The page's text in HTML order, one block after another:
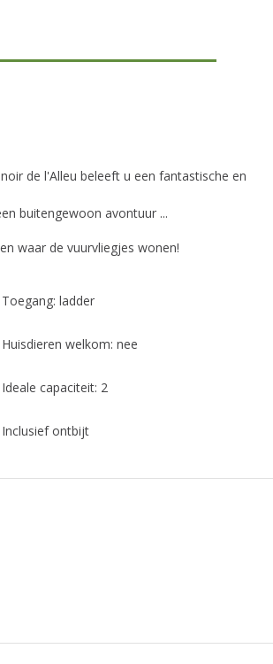
de l'Alleu beleeft u een fantastische en
buitengewoon avontuur ...
waar de vuurvliegjes wonen!
Toegang: ladder
Huisdieren welkom: nee
Ideale capaciteit: 2
Inclusief ontbijt